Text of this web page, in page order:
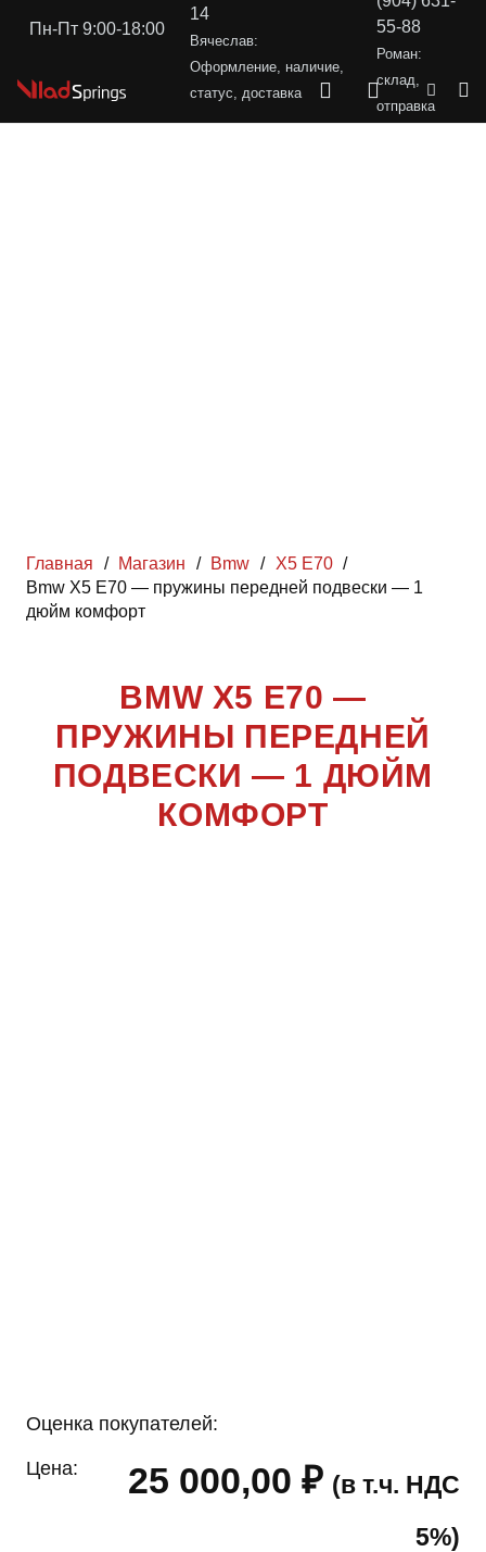
Пн-Пт 9:00-18:00
14
Вячеслав:
Оформление, наличие,
статус, доставка
55-88
Роман:
склад,
отправка
Главная / Магазин / Bmw / X5 E70 /
Bmw X5 E70 — пружины передней подвески — 1
дюйм комфорт
BMW X5 E70 —
ПРУЖИНЫ ПЕРЕДНЕЙ
ПОДВЕСКИ — 1 ДЮЙМ
КОМФОРТ
Оценка покупателей:
Цена: 25 000,00 ₽ (в т.ч. НДС
5%)